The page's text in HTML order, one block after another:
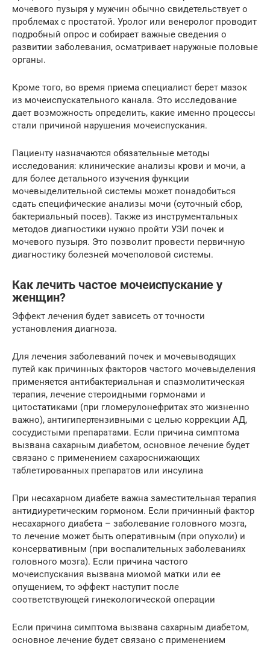
мочевого пузыря у мужчин обычно свидетельствует о
проблемах с простатой. Уролог или венеролог проводит
подробный опрос и собирает важные сведения о
развитии заболевания, осматривает наружные половые
органы.
Кроме того, во время приема специалист берет мазок
из мочеиспускательного канала. Это исследование
дает возможность определить, какие именно процессы
стали причиной нарушения мочеиспускания.
Пациенту назначаются обязательные методы
исследования: клинические анализы крови и мочи, а
для более детального изучения функции
мочевыделительной системы может понадобиться
сдать специфические анализы мочи (суточный сбор,
бактериальный посев). Также из инструментальных
методов диагностики нужно пройти УЗИ почек и
мочевого пузыря. Это позволит провести первичную
диагностику болезней мочеполовой системы.
Как лечить частое мочеиспускание у
женщин?
Эффект лечения будет зависеть от точности
установления диагноза.
Для лечения заболеваний почек и мочевыводящих
путей как причинных факторов частого мочевыделения
применяется антибактериальная и спазмолитическая
терапия, лечение стероидными гормонами и
цитостатиками (при гломерулонефритах это жизненно
важно), антигипертензивными с целью коррекции АД,
сосудистыми препаратами. Если причина симптома
вызвана сахарным диабетом, основное лечение будет
связано с применением сахароснижающих
таблетированных препаратов или инсулина
При несахарном диабете важна заместительная терапия
антидиуретическим гормоном. Если причинный фактор
несахарного диабета – заболевание головного мозга,
то лечение может быть оперативным (при опухоли) и
консервативным (при воспалительных заболеваниях
головного мозга). Если причина частого
мочеиспускания вызвана миомой матки или ее
опущением, то эффект наступит после
соответствующей гинекологической операции
Если причина симптома вызвана сахарным диабетом,
основное лечение будет связано с применением